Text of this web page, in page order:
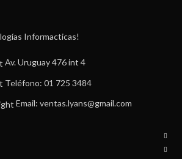
Informacticas!
Av. Uruguay 476 int 4
Teléfono: 01 725 3484
Email: ventas.lyans@gmail.com